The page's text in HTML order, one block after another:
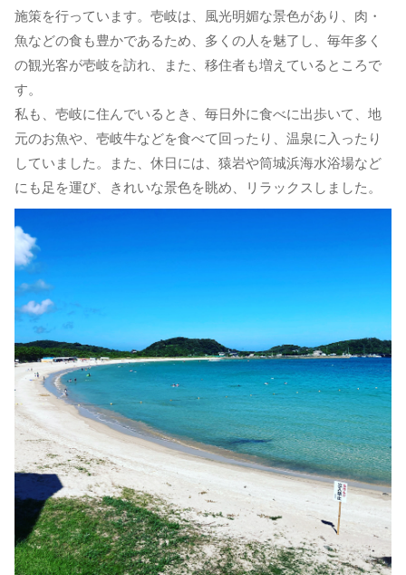
施策を行っています。壱岐は、風光明媚な景色があり、肉・
魚などの食も豊かであるため、多くの人を魅了し、毎年多く
の観光客が壱岐を訪れ、また、移住者も増えているところで
す。
私も、壱岐に住んでいるとき、毎日外に食べに出歩いて、地
元のお魚や、壱岐牛などを食べて回ったり、温泉に入ったり
していました。また、休日には、猿岩や筒城浜海水浴場など
にも足を運び、きれいな景色を眺め、リラックスしました。